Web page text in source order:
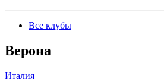
Все клубы
Верона
Италия